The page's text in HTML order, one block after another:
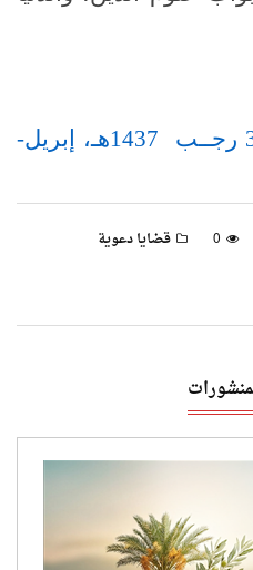
:: مجلة البيان العدد 347 رجــب 1437هـ، إبريل-
0 قضايا دعوية